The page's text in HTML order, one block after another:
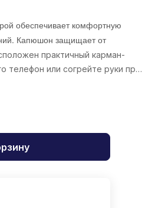
обеспечивает комфортную
Капюшон защищает от
практичный карман-
телефон или согрейте руки при